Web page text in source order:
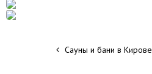
Сауны и бани в Кирове